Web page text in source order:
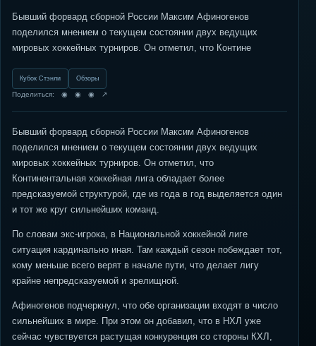
Бывший форвард сборной России Максим Афиногенов
поделился мнением о текущем состоянии двух ведущих
мировых хоккейных турниров. Он отметил, что Контине
Кубок Стэнли Обзоры
Поделиться: ◉ ◉ ◉ ↗
Бывший форвард сборной России Максим Афиногенов
поделился мнением о текущем состоянии двух ведущих
мировых хоккейных турниров. Он отметил, что
Континентальная хоккейная лига обладает более
предсказуемой структурой, где из года в год выделяется один
и тот же круг сильнейших команд.
По словам экс-игрока, в Национальной хоккейной лиге
ситуация кардинально иная. Там каждый сезон побеждает тот,
кому меньше всего верят в начале пути, что делает лигу
крайне непредсказуемой и зрелищной.
Афиногенов подчеркнул, что обе организации входят в число
сильнейших в мире. При этом он добавил, что в НХЛ уже
сейчас чувствуется растущая конкуренция со стороны КХЛ,